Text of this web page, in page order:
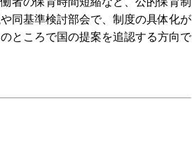
同基準検討部会で、制度の具体化が
ところで国の提案を追認する方向で